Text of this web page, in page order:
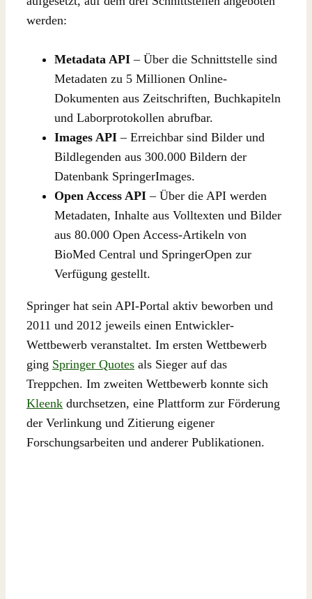
werden:
Metadata API – Über die Schnittstelle sind
Metadaten zu 5 Millionen Online-
Dokumenten aus Zeitschriften, Buchkapiteln
und Laborprotokollen abrufbar.
Images API – Erreichbar sind Bilder und
Bildlegenden aus 300.000 Bildern der
Datenbank SpringerImages.
Open Access API – Über die API werden
Metadaten, Inhalte aus Volltexten und Bilder
aus 80.000 Open Access-Artikeln von
BioMed Central und SpringerOpen zur
Verfügung gestellt.
Springer hat sein API-Portal aktiv beworben und
2011 und 2012 jeweils einen Entwickler-
Wettbewerb veranstaltet. Im ersten Wettbewerb
ging Springer Quotes als Sieger auf das
Treppchen. Im zweiten Wettbewerb konnte sich
Kleenk durchsetzen, eine Plattform zur Förderung
der Verlinkung und Zitierung eigener
Forschungsarbeiten und anderer Publikationen.